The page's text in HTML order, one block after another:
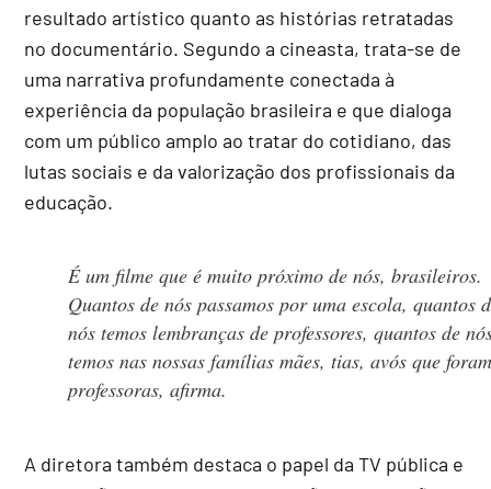
resultado artístico quanto as histórias retratadas
no documentário. Segundo a cineasta, trata-se de
uma narrativa profundamente conectada à
experiência da população brasileira e que dialoga
com um público amplo ao tratar do cotidiano, das
lutas sociais e da valorização dos profissionais da
educação.
É um filme que é muito próximo de nós, brasileiros.
Quantos de nós passamos por uma escola, quantos
nós temos lembranças de professores, quantos de
temos nas nossas famílias mães, tias, avós que
professoras, afirma.
A diretora também destaca o papel da TV pública e